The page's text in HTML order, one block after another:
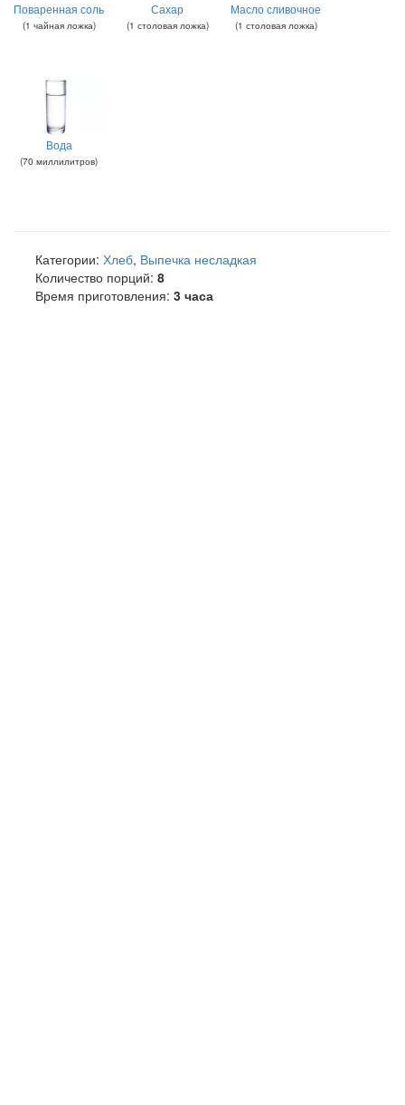
Поваренная соль
(1 чайная ложка)
Сахар
(1 столовая ложка)
Масло сливочное
(1 столовая ложка)
Вода
(70 миллилитров)
Категории: Хлеб, Выпечка несладкая
Количество порций: 8
Время приготовления: 3 часа